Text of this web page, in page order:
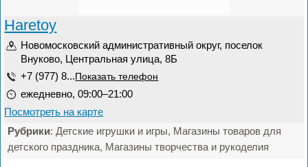
Haretoy
Новомосковский административный округ, поселок
Внуково, Центральная улица, 8Б
+7 (977) 8... Показать телефон
ежедневно, 09:00–21:00
Посмотреть на карте
Рубрики: Детские игрушки и игры, Магазины товаров для
детского праздника, Магазины творчества и рукоделия